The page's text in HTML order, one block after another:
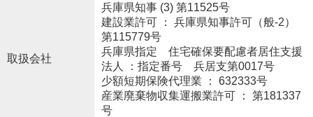
取扱会社
兵庫県知事 (3) 第11525号
建設業許可 ： 兵庫県知事許可（般-2）
第115779号
兵庫県指定 住宅確保要配慮者居住支援
法人 ：指定番号 兵居支第0017号
少額短期保険代理業 ： 632333号
産業廃棄物収集運搬業許可 ： 第181337
号